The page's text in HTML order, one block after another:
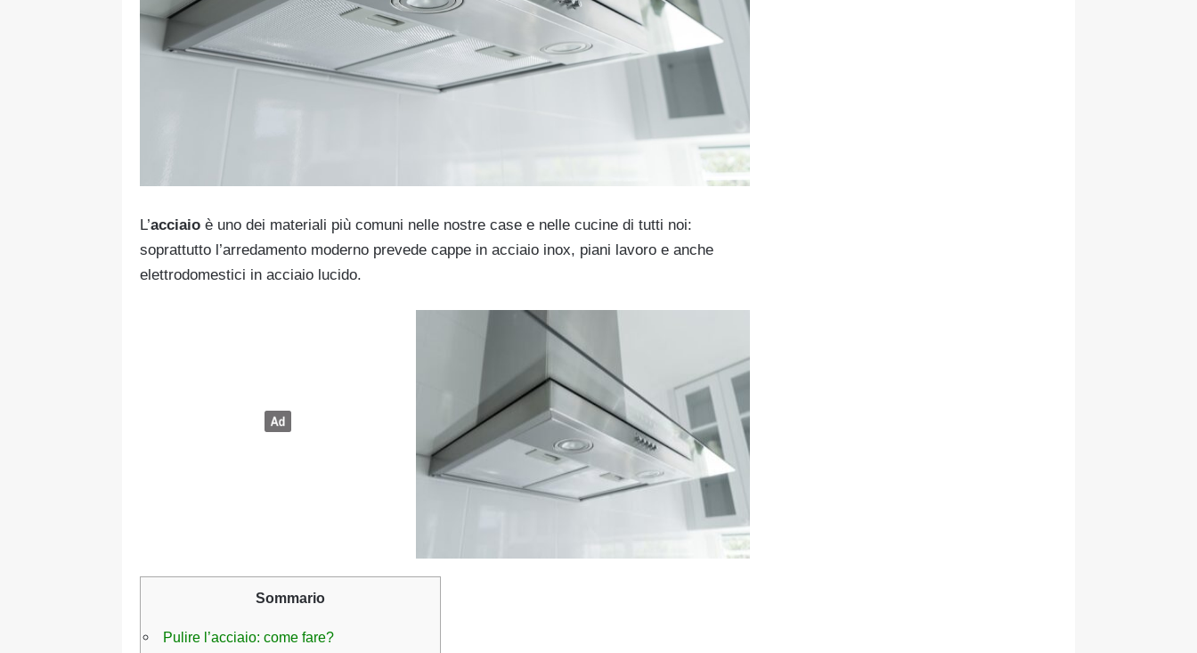
L’acciaio è uno dei materiali più comuni nelle nostre case e nelle cucine di tutti noi:
soprattutto l’arredamento moderno prevede cappe in acciaio inox, piani lavoro e anche
elettrodomestici in acciaio lucido.
Sommario
Pulire l’acciaio: come fare?